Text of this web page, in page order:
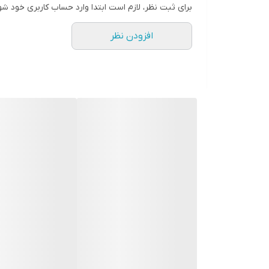
برای ثبت نظر، لازم است ابتدا وارد حساب کاربری خود
افزودن نظر